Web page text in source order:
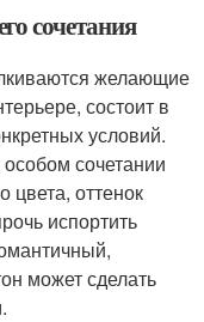
сочетания
желающие
состоит в
условий.
сочетании
цвета, оттенок
испортить
может сделать